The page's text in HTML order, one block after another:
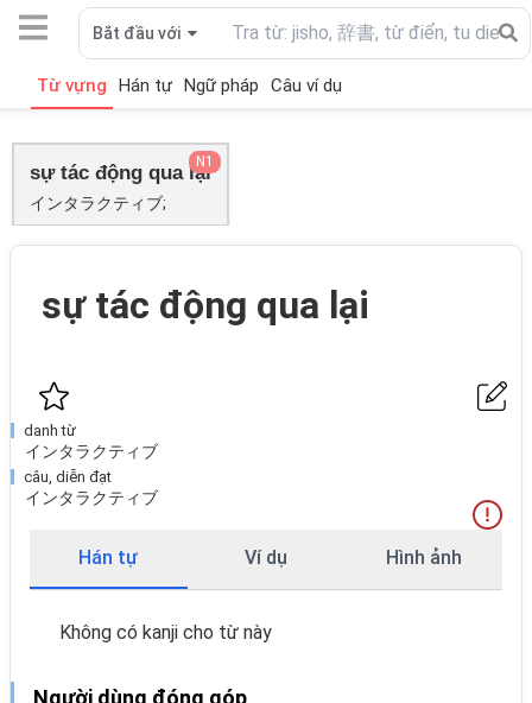
Bắt đầu với
Từ vựng Hán tự Ngữ pháp Câu ví dụ
sự tác động qua lại
インタラクティブ;
N1
sự tác động qua lại
danh từ
インタラクティブ
câu, diễn đạt
インタラクティブ
Hán tự Ví dụ Hình ảnh
Không có kanji cho từ này
Người dùng đóng góp